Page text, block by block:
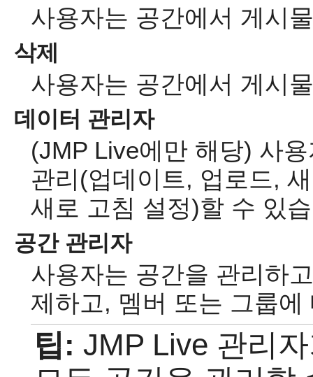
사용자는 공간에서 게시
삭제
사용자는 공간에서 게시
데이터 관리자
(JMP Live에만 해당) 사
관리(업데이트, 업로드,
새로 고침 설정)할 수 있
공간 관리자
사용자는 공간을 관리하
제하고, 멤버 또는 그룹
팁: JMP Live 관리